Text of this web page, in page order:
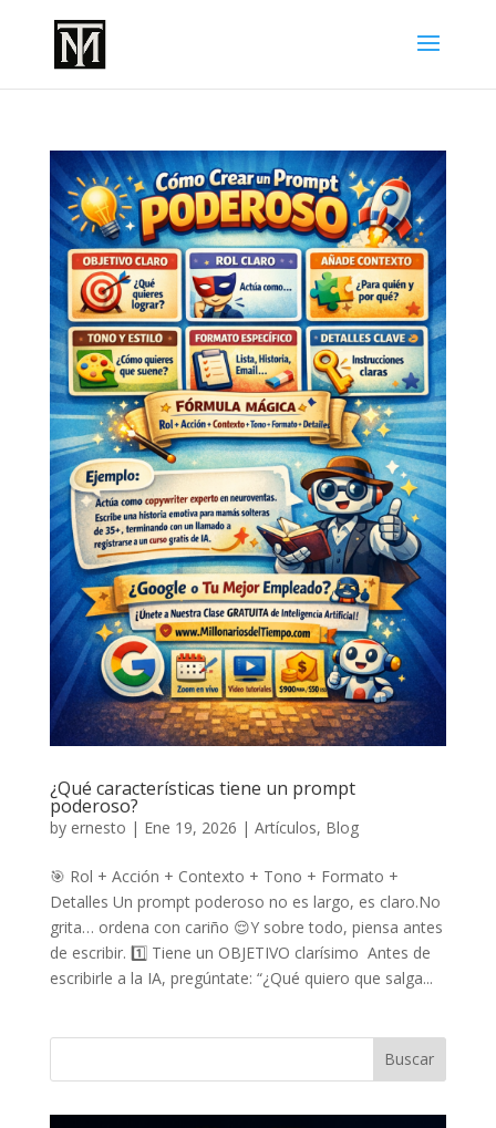
¿Qué características tiene un prompt
poderoso?
by ernesto | Ene 19, 2026 | Artículos, Blog
🎯 Rol + Acción + Contexto + Tono + Formato +
Detalles Un prompt poderoso no es largo, es claro.No
grita… ordena con cariño 😌Y sobre todo, piensa antes
de escribir. 1️⃣ Tiene un OBJETIVO clarísimo Antes de
escribirle a la IA, pregúntate: “¿Qué quiero que salga...
Buscar